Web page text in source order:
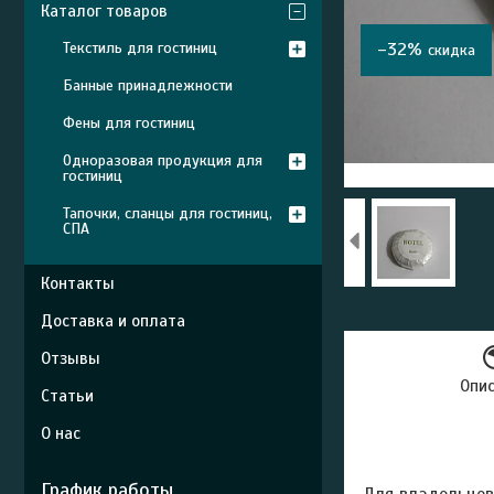
–32%
Каталог товаров
Текстиль для гостиниц
Банные принадлежности
Фены для гостиниц
Одноразовая продукция для
гостиниц
Тапочки, сланцы для гостиниц,
СПА
Контакты
Доставка и оплата
Отзывы
Статьи
О нас